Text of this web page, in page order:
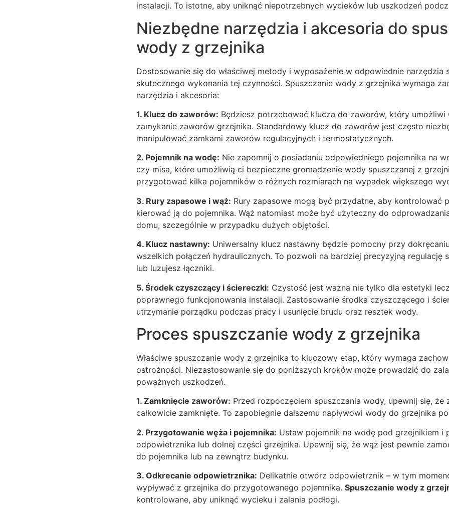
instalacji. To istotne, aby uniknąć niepotrzebnych wycieków lub uszkodzeń
Niezbędne narzędzia i akcesoria do
wody z grzejnika
Dostosowanie się do właściwej metody i wyposażenie w odpowiednie narzędzia
skutecznego wykonania tej czynności. Spuszczanie wody z grzejnika wymaga
narzędzia i akcesoria:
1. Klucz do zaworów: Będziesz potrzebować klucza do zaworów, który umożliwi
zamykanie zaworów grzejnika. Standardowy klucz do zaworów jest często
manipulować zamkami zaworów regulacyjnych i termostatycznych.
2. Pojemnik na wodę: Nie zapomnij o posiadaniu odpowiedniego pojemnika na
czy misa, które umożliwią ci bezpieczne gromadzenie wody spuszczanej z
przygotować kilka pojemników o różnych rozmiarach na wypadek większego
3. Rury zapasowe i wąż: Rury zapasowe mogą być przydatne, aby kontrolować
kierować ją do pojemnika. Wąż natomiast może być użyteczny do
domu, szczególnie w przypadku dużych objętości.
4. Klucz nastawny: Uniwersalny klucz nastawny będzie pomocny przy
wszelkich połączeń hydraulicznych. To pozwoli na bardziej precyzyjną regulację
lub luzujesz łączniki.
5. Środek czyszczący i ściereczki: Czystość jest ważna nie tylko dla estetyki
poprawnego funkcjonowania instalacji. Zastosowanie środka czyszczącego i
utrzymanie porządku podczas pracy i usunięcie brudu oraz resztek wody.
Proces spuszczanie wody z grzejnika
Właściwe spuszczanie wody z grzejnika to kluczowy etap, który wymaga
ostrożności. Niezastosowanie się do poniższych kroków może prowadzić do
poważnych uszkodzeń.
1. Zamknięcie zaworów: Przed rozpoczęciem spuszczania wody, upewnij się, że
całkowicie zamknięte. To zapobiegnie dalszemu napływowi wody do grzejnika
2. Przygotowanie węża i pojemnika: Ustaw pojemnik na wodę pod grzejnikiem i
odpowietrznika lub dolnej części grzejnika. Upewnij się, że wąż jest pewnie
do pojemnika lub na zewnątrz budynku.
3. Odkrecanie odpowietrznika: Delikatnie otwórz odpowietrznik – w tym
wypływać z grzejnika do przygotowanego pojemnika. Spuszczanie wody z
kontrolowane, aby uniknąć wycieku i zalania podłogi.